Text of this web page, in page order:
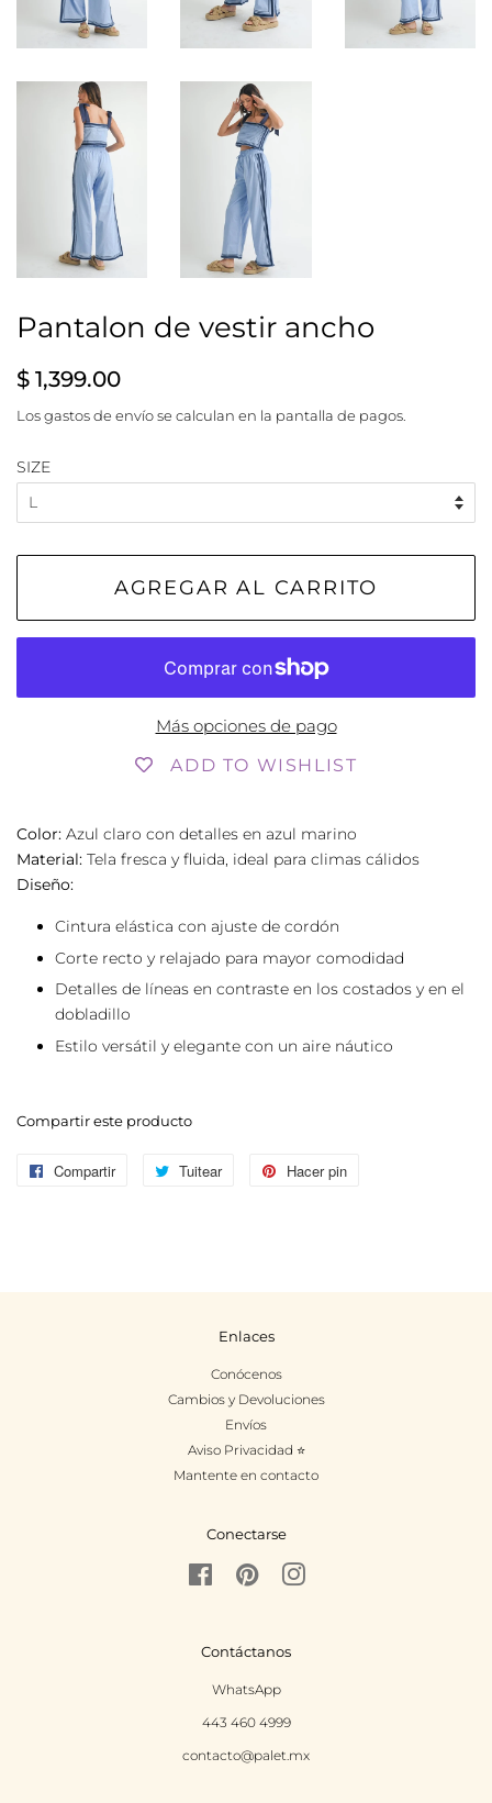
Pantalon de vestir ancho
Precio
$ 1,399.00
venta
Losgastos de envíose calculan en la pantalla de pagos.
SIZE
AGREGAR AL CARRITO
Más opciones de pago
ADD TO WISHLIST
Color: Azul claro con detalles en azul marino
Material: Tela fresca y fluida, ideal para climas cálidos
Diseño:
Cintura elástica con ajuste de cordón
Corte recto y relajado para mayor comodidad
Detalles de líneas en contraste en los costados y en el
dobladillo
Estilo versátil y elegante con un aire náutico
Compartir este producto
Compartir
CompartirTuitear
Tuitear Hacer pin
Enlaces
Conócenos
Cambios y Devoluciones
Envíos
Aviso Privacidad ⭐
Mantente en contacto
Conectarse
FacebookPinterestInstagram
Contáctanos
WhatsApp
443 460 4999
contacto@palet.mx